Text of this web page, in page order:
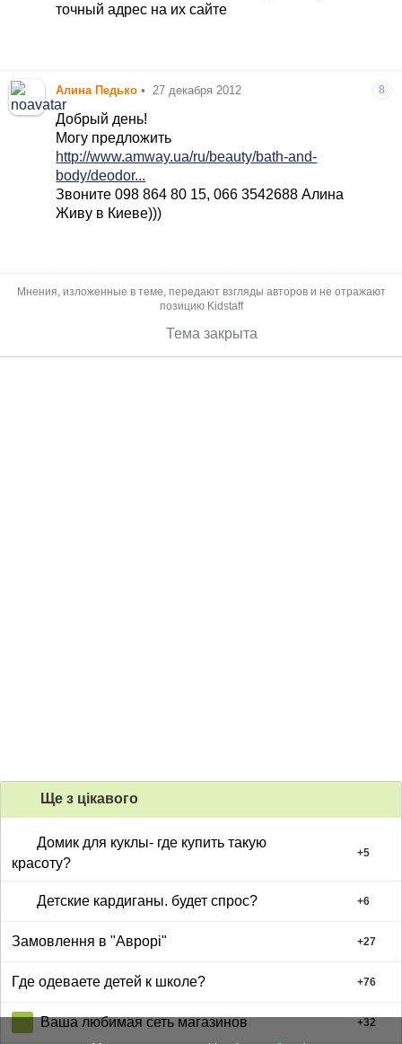
точный адрес на их сайте
Алина Педько • 27 декабря 2012 8
Добрый день!
Могу предложить
http://www.amway.ua/ru/beauty/bath-and-
body/deodor...
Звоните 098 864 80 15, 066 3542688 Алина
Живу в Киеве)))
Мнения, изложенные в теме, передают взгляды авторов и не отражают
позицию Kidstaff
Тема закрыта
Ще з цiкавого
Домик для куклы- где купить такую
красоту?
+5
Детские кардиганы. будет спрос? +6
Замовлення в "Аврорі" +27
Где одеваете детей к школе? +76
Ваша любимая сеть магазинов +32